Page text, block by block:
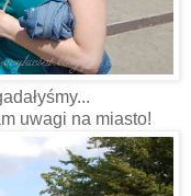
uwagi na miasto!